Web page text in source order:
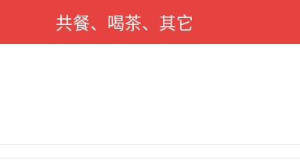
共餐、喝茶、其它